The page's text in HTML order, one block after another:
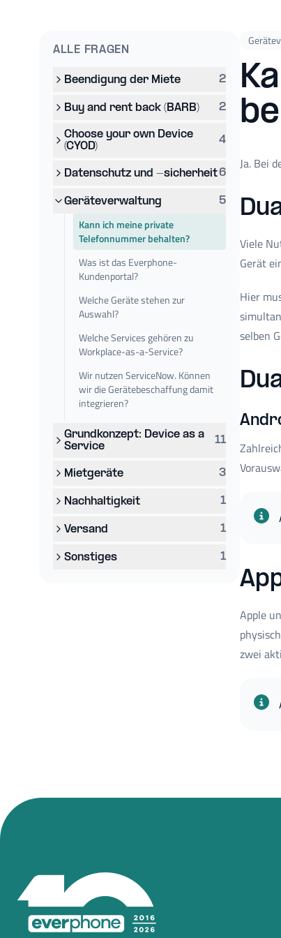
ALLE FRAGEN
Beendigung der Miete 2
Buy and rent back (BARB) 2
Choose your own Device
(CYOD)
4
Datenschutz und -sicherheit6
Geräteverwaltung 5
Kann ich meine private
Telefonnummer behalten?
Was ist das Everphone-
Kundenportal?
Welche Geräte stehen zur
Auswahl?
Welche Services gehören zu
Workplace-as-a-Service?
Wir nutzen ServiceNow. Können
wir die Gerätebeschaffung damit
integrieren?
Grundkonzept: Device as a
Service
11
Mietgeräte 3
Nachhaltigkeit 1
Versand 1
Sonstiges 1
Ja. Bei
Viele
Gerät
Hier
selben
Apple
zwei